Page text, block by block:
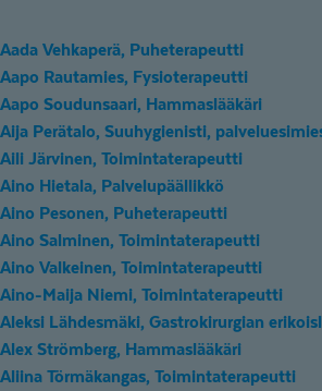
Aada Vehkaperä, Puheterapeutti
Aapo Rautamies, Fysioterapeutti
Aapo Soudunsaari, Hammaslääkäri
Aija Perätalo, Suuhygienisti,
Aili Järvinen, Toimintaterapeutti
Aino Hietala, Palvelupäällikkö
Aino Pesonen, Puheterapeutti
Aino Salminen, Toimintaterapeutti
Aino Valkeinen, Toimintaterapeutti
Aino-Maija Niemi, Toimintaterapeutti
Aleksi Lähdesmäki, Gastrokirurgian
Alex Strömberg, Hammaslääkäri
Aliina Törmäkangas, Toimintaterapeutti